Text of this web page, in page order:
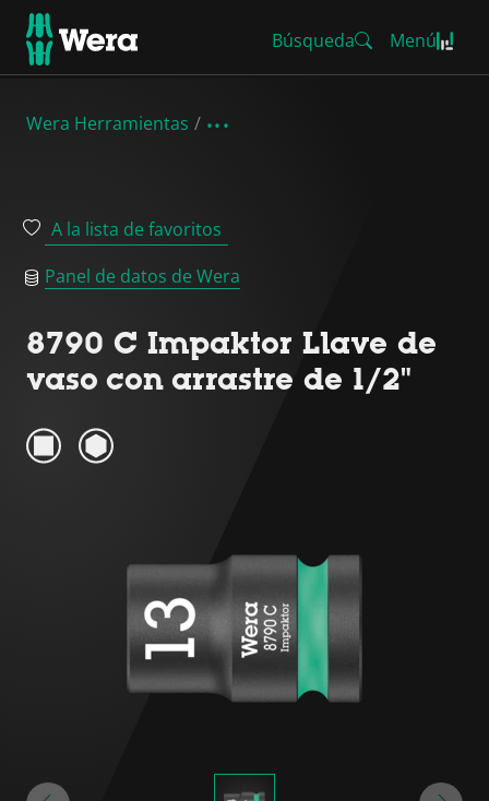
Búsqueda Menú
Wera Herramientas
A la lista de favoritos
Panel de datos de Wera
8790 C Impaktor Llave de
vaso con arrastre de 1/2"